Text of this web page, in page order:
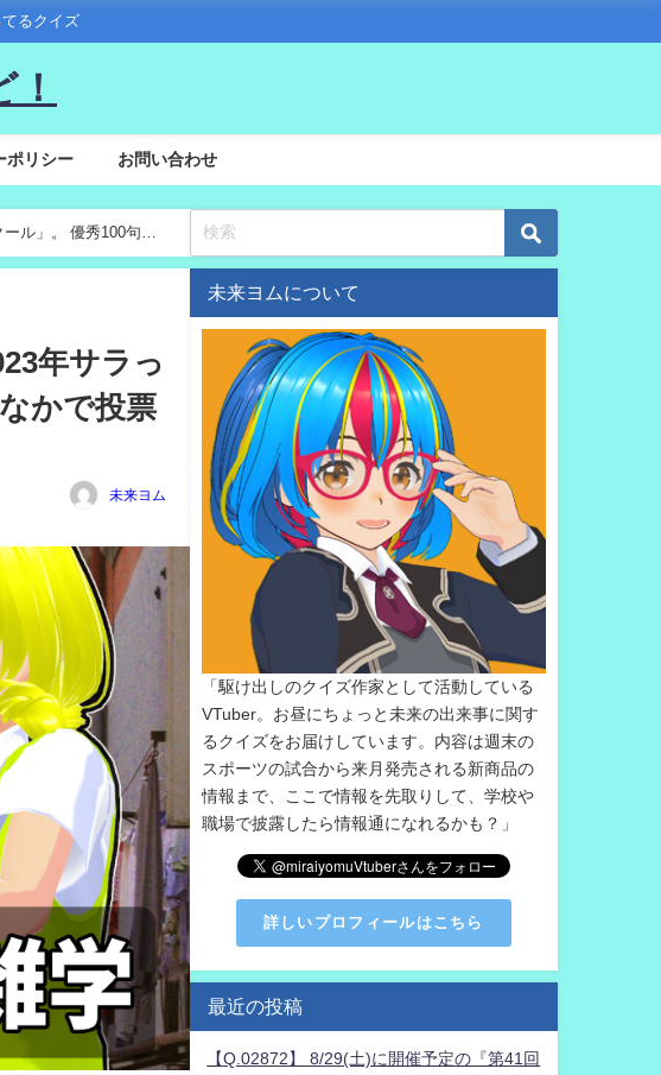
るクイズ
ポリシー お問い合わせ
ル」。 優秀100句の
年サラっ
かで投票
未来ヨム
未来ヨムについて
「駆け出しのクイズ作家として活動している
VTuber。お昼にちょっと未来の出来事に関す
るクイズをお届けしています。内容は週末の
スポーツの試合から来月発売される新商品の
情報まで、ここで情報を先取りして、学校や
職場で披露したら情報通になれるかも？」
詳しいプロフィールはこちら
最近の投稿
【Q.02872】 8/29(土)に開催予定の『第41回